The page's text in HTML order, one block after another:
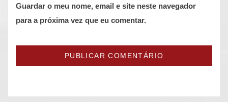
Guardar o meu nome, email e site neste navegador
para a próxima vez que eu comentar.